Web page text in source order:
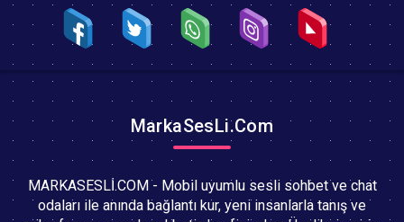
MarkaSesLi.Com
MARKASESLİ.COM - Mobil uyumlu sesli sohbet ve chat
odaları ile anında bağlantı kur, yeni insanlarla tanış ve